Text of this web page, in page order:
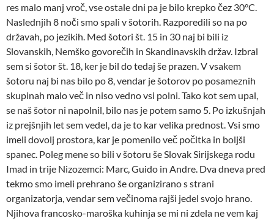
res malo manj vroč, vse ostale dni pa je bilo krepko čez 30°C.
Naslednjih 8 noči smo spali v šotorih. Razporedili so na po
državah, po jezikih. Med šotori št. 15 in 30 naj bi bili iz
Slovanskih, Nemško govorečih in Skandinavskih držav. Izbral
sem si šotor št. 18, ker je bil do tedaj še prazen. V vsakem
šotoru naj bi nas bilo po 8, vendar je šotorov po posameznih
skupinah malo več in niso vedno vsi polni. Tako kot sem upal,
se naš šotor ni napolnil, bilo nas je potem samo 5. Po izkušnjah
iz prejšnjih let sem vedel, da je to kar velika prednost. Vsi smo
imeli dovolj prostora, kar je pomenilo več počitka in boljši
spanec. Poleg mene so bili v šotoru še Slovak Sirijskega rodu
Imad in trije Nizozemci: Marc, Guido in Andre. Dva dneva pred
tekmo smo imeli prehrano še organizirano s strani
organizatorja, vendar sem večinoma rajši jedel svojo hrano.
Njihova francosko-maroška kuhinja se mi ni zdela ne vem kaj